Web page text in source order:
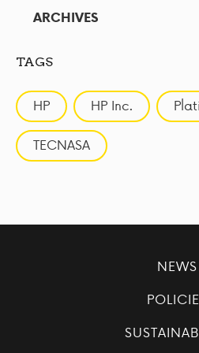
ARCHIVES
TAGS
HP HP Inc.
TECNASA
NEWS